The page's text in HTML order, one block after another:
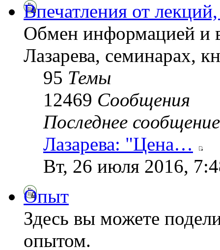
Впечатления от
Обмен информацией и
Лазарева, семинарах,
95 Темы
12469 Сообщения
Последнее сообщение
Лазарева: "Цена…
Вт, 26 июля 2016,
Опыт
Здесь вы можете
опытом.